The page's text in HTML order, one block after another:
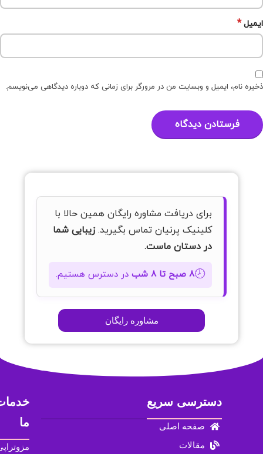
ایمیل*
ذخیره نام، ایمیل و وبسایت من در مرورگر برای زمانی که دوباره دیدگاهی می‌نویسم.
برای دریافت مشاوره رایگان همین حالا با
کلینیک پرنیان تماس بگیرید.زیبایی شما
در دستان ماست.
🕗۸ صبح تا ۸ شب در دسترس هستیم.
مشاوره رایگان
دسترسی سریع
صفحه اصلی
مقالات
ما